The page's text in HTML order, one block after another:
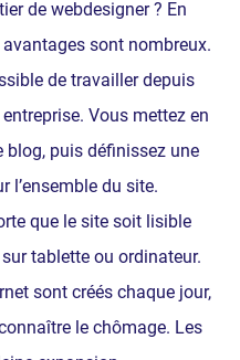
de webdesigner ? En
avantages sont nombreux.
de travailler depuis
Vous mettez en
blog, puis définissez une
l’ensemble du site.
que le site soit lisible
tablette ou ordinateur.
sont créés chaque jour,
le chômage. Les